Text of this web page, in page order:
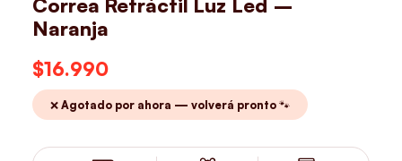
Correa Retráctil Luz Led –
Naranja
$16.990
❌ Agotado por ahora — volverá pronto 🐾